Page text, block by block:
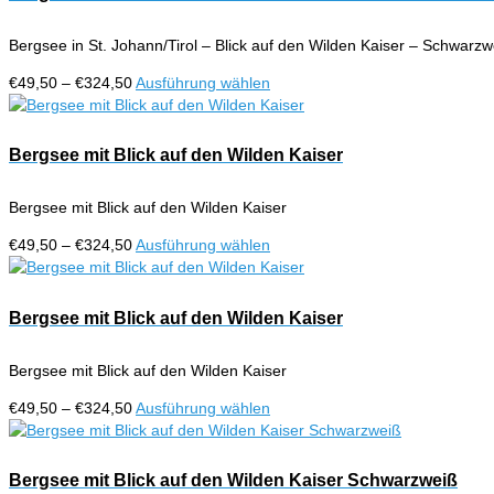
werden
Varianten
Die
können
auf
Produktseite
werden
Bergsee in St. Johann/Tirol – Blick auf den Wilden Kaiser –
€49,50 – €324,50Preisspanne:
€49,50
€324,50
Ausführung wählen
Produkt
mehrere
Die
können
auf
Produktseite
werden
Bergsee mit Blick auf den Wilden Kaiser
Bergsee mit Blick auf den Wilden Kaiser
€49,50 – €324,50Preisspanne:
€49,50
€324,50
Ausführung wählen
Produkt
mehrere
Varianten
Die
können
auf
Produktseite
Bergsee mit Blick auf den Wilden Kaiser
Bergsee mit Blick auf den Wilden Kaiser
€49,50 – €324,50Preisspanne:
€49,50
€324,50
Ausführung wählen
Produkt
mehrere
Bergsee mit Blick auf den Wilden Kaiser Schwarzweiß